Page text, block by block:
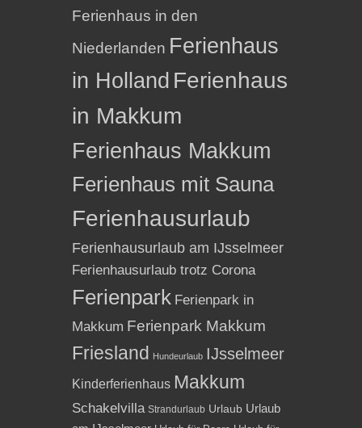
Ferienhaus in den
Niederlanden Ferienhaus
in Holland Ferienhaus
in Makkum
Ferienhaus Makkum
Ferienhaus mit Sauna
Ferienhausurlaub
Ferienhausurlaub am IJsselmeer
Ferienhausurlaub trotz Corona
Ferienpark Ferienpark in
Makkum Ferienpark Makkum
Friesland Hundeurlaub IJsselmeer
Kinderferienhaus Makkum
Schakelvilla Strandurlaub Urlaub Urlaub